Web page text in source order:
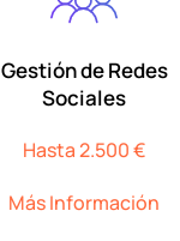
Gestión de Redes
Sociales
Hasta 2.500 €
Más Información